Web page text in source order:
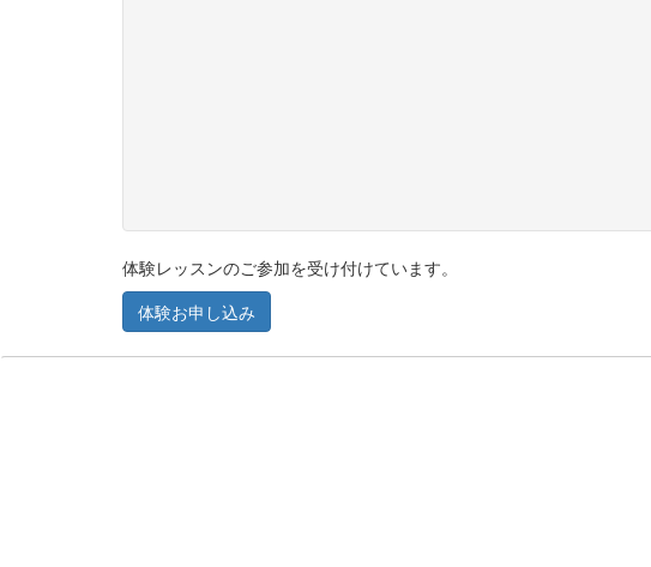
体験レッスンのご参加を受け付けています。
体験お申し込み